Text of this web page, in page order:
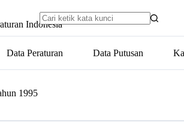
Indonesia
Data Peraturan Data Putusan
1995